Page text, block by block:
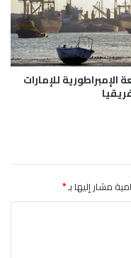
الإمبراطورية للإمارات
مشار إليها بـ*